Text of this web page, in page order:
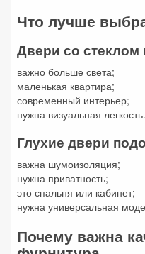
Что лучше
Двери со стеклом
важно больше света;
маленькая квартира;
современный интерьер;
нужна визуальная легкость.
Глухие двери
важна шумоизоляция;
нужна приватность;
это спальня или кабинет;
нужна универсальная
Почему важна